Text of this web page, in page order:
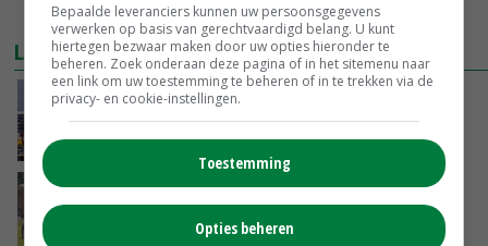
MEER MARKTPRIJZEN
LAATSTE NIEUWS
China scherpt importeisen voor pootgoed aan
vanwege zebrachipbacterie
GISTEREN, 16:25
BBB vraagt minister om langer mest uit te
GISTEREN, 15:47
Bepaalde leveranciers kunnen uw persoonsgegevens
verwerken op basis van gerechtvaardigd belang. U kunt
hiertegen bezwaar maken door uw opties hieronder te
beheren. Zoek onderaan deze pagina of in het sitemenu naar
een link om uw toestemming te beheren of in te trekken via de
privacy- en cookie-instellingen.
Toestemming
Opties beheren